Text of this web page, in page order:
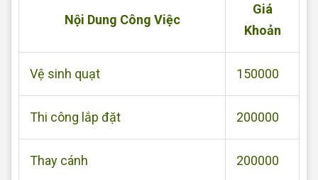
Nội Dung Công Việc
Giá
Khoản
Vệ sinh quạt 150000
Thi công lắp đặt 200000
Thay cánh 200000